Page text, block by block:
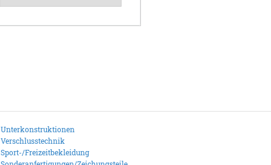
Unterkonstruktionen
Verschlusstechnik
Sport-/Freizeitbekleidung